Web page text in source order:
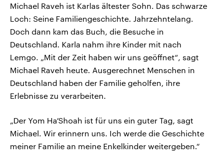
Michael Raveh ist Karlas ältester Sohn. Das schwarze
Loch: Seine Familiengeschichte. Jahrzehntelang.
Doch dann kam das Buch, die Besuche in
Deutschland. Karla nahm ihre Kinder mit nach
Lemgo. „Mit der Zeit haben wir uns geöffnet“, sagt
Michael Raveh heute. Ausgerechnet Menschen in
Deutschland haben der Familie geholfen, ihre
Erlebnisse zu verarbeiten.
„Der Yom Ha’Shoah ist für uns ein guter Tag, sagt
Michael. Wir erinnern uns. Ich werde die Geschichte
meiner Familie an meine Enkelkinder weitergeben.“